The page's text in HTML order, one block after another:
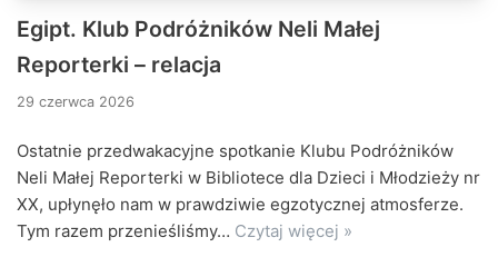
Egipt. Klub Podróżników Neli Małej
Reporterki – relacja
29 czerwca 2026
Ostatnie przedwakacyjne spotkanie Klubu Podróżników
Neli Małej Reporterki w Bibliotece dla Dzieci i Młodzieży nr
XX, upłynęło nam w prawdziwie egzotycznej atmosferze.
Tym razem przenieśliśmy… Czytaj więcej »